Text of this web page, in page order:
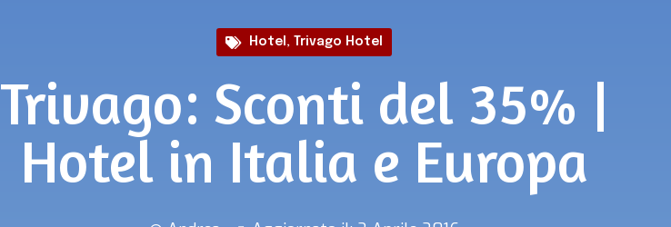
Hotel , Trivago Hotel
Trivago: Sconti del 35% |
Hotel in Italia e Europa